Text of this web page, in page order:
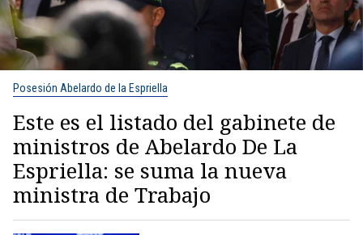
Posesión Abelardo de la Espriella
Este es el listado del gabinete de
ministros de Abelardo De La
Espriella: se suma la nueva
ministra de Trabajo